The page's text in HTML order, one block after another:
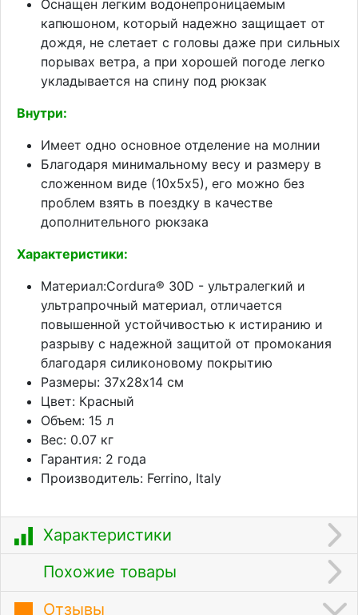
Оснащен легким водонепроницаемым
капюшоном, который надежно защищает от
дождя, не слетает с головы даже при сильных
порывах ветра, а при хорошей погоде легко
укладывается на спину под рюкзак
Внутри:
Имеет одно основное отделение на молнии
Благодаря минимальному весу и размеру в
сложенном виде (10х5х5), его можно без
проблем взять в поездку в качестве
дополнительного рюкзака
Характеристики:
Материал:Cordura® 30D - ультралегкий и
ультрапрочный материал, отличается
повышенной устойчивостью к истиранию и
разрыву с надежной защитой от промокания
благодаря силиконовому покрытию
Размеры: 37х28х14 см
Цвет: Красный
Объем: 15 л
Вес: 0.07 кг
Гарантия: 2 года
Производитель: Ferrino, Italy
Характеристики
Похожие товары
Отзывы